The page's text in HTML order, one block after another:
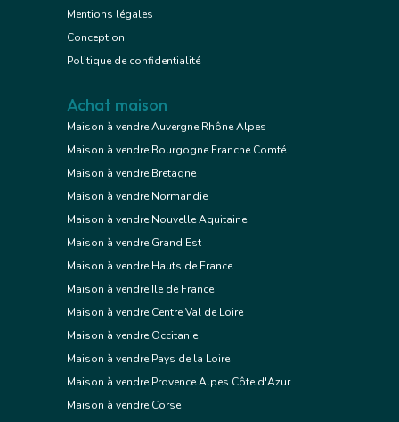
Mentions légales
Conception
Politique de confidentialité
Achat maison
Maison à vendre Auvergne Rhône Alpes
Maison à vendre Bourgogne Franche Comté
Maison à vendre Bretagne
Maison à vendre Normandie
Maison à vendre Nouvelle Aquitaine
Maison à vendre Grand Est
Maison à vendre Hauts de France
Maison à vendre Ile de France
Maison à vendre Centre Val de Loire
Maison à vendre Occitanie
Maison à vendre Pays de la Loire
Maison à vendre Provence Alpes Côte d'Azur
Maison à vendre Corse